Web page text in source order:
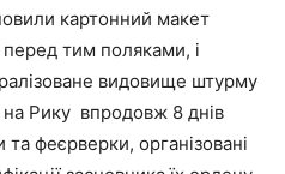
картонний макет
тим поляками, і
видовище штурму
на Рику впродовж 8 днів
феєрверки, організовані